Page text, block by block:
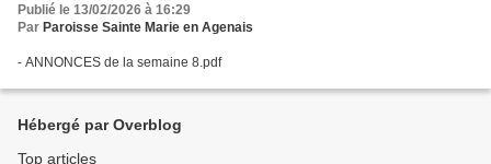
Publié le 13/02/2026 à 16:29
Par Paroisse Sainte Marie en Agenais
- ANNONCES de la semaine 8.pdf
Hébergé par Overblog
Top articles